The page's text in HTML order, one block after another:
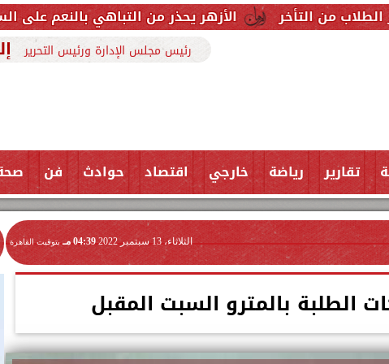
الأزهر يحذر من التباهي بالنعم على السوشيال ميديا:
رئيس مجلس الإدارة ورئيس التحرير
تقارير رياضة خارجي اقتصاد حوادث فن
الثلاثاء، 13 سبتمبر 2022 04:39 مـ بتوقيت القاهرة
الطلبة بالمترو السبت المقبل